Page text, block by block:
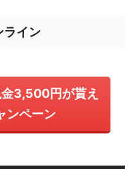
ライン
3,500円が貰え
ンペーン